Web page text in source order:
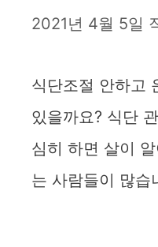
2021년 4월 5일
식단조절 안하고
있을까요? 식단
심히 하면 살이
는 사람들이 많습